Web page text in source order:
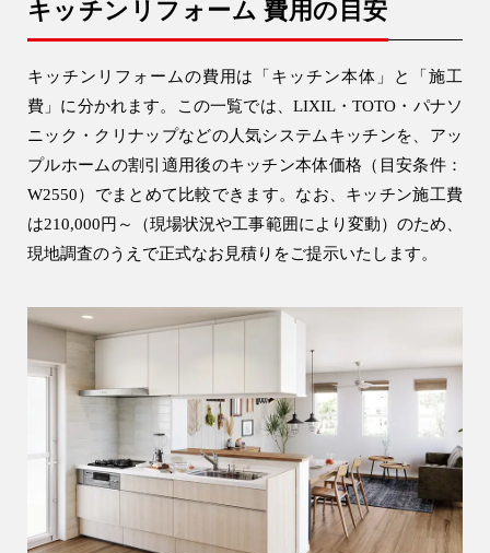
キッチンリフォーム 費用の目安
キッチンリフォームの費用は「キッチン本体」と「施工
費」に分かれます。この一覧では、LIXIL・TOTO・パナソ
ニック・クリナップなどの人気システムキッチンを、アッ
プルホームの割引適用後のキッチン本体価格（目安条件：
W2550）でまとめて比較できます。なお、キッチン施工費
は210,000円～（現場状況や工事範囲により変動）のため、
現地調査のうえで正式なお見積りをご提示いたします。